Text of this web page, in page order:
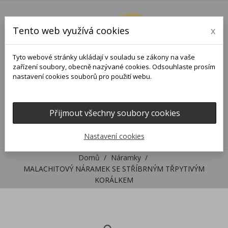
Domů
Náramky
MALACHITOVÝ NÁRAMEK SE STŘÍBRNÝM TŘPYTIVÝM
KORÁLKEM
Tento web využívá cookies x
Tyto webové stránky ukládají v souladu se zákony na vaše
zařízení soubory, obecně nazývané cookies. Odsouhlaste prosím
nastavení cookies souborů pro použití webu.
Přijmout všechny soubory cookies
Nastavení cookies